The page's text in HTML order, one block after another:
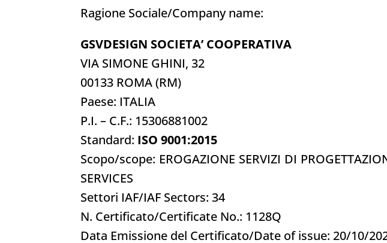
Ragione Sociale/Company name:
GSVDESIGN SOCIETA’ COOPERATIVA
VIA SIMONE GHINI, 32
00133 ROMA (RM)
Paese: ITALIA
P.I. – C.F.: 15306881002
Standard: ISO 9001:2015
Scopo/scope: EROGAZIONE SERVIZI DI
SERVICES
Settori IAF/IAF Sectors: 34
N. Certificato/Certificate No.: 1128Q
Data Emissione del Certificato/Date of issue: 20/10/